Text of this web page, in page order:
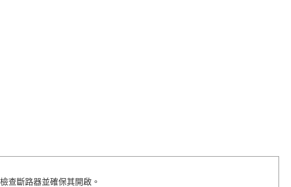
查斷路器並確保其開啟。